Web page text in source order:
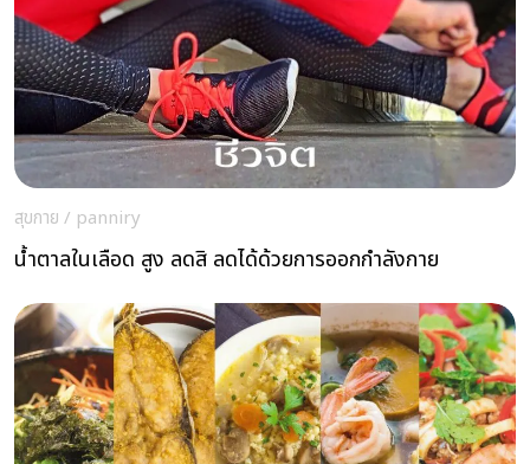
สุขกาย / panniry
น้ำตาลในเลือด สูง ลดสิ ลดได้ด้วยการออกกำลังกาย